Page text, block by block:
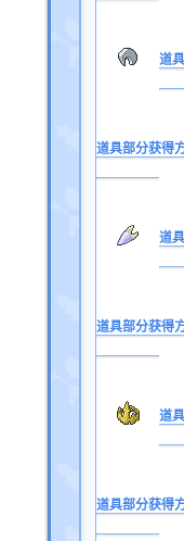
道
道具部分获得方
道
道具部分获得方
道
道具部分获得方